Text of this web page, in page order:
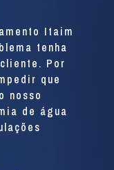
Itaim
tenha
Por
que
nosso
de água